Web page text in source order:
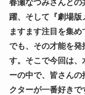
春瀬なつみさんと
躍、そして『劇場版
ますます注目を集
でも、その才能を発
す。そこで今回は、
ーの中で、皆さん
クターが一番好きで